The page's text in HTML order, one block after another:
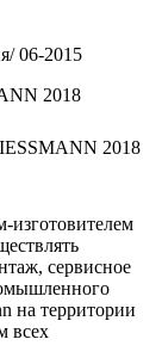
06-2015
2018
2018
изготовителем
сервисное
на территории
всех